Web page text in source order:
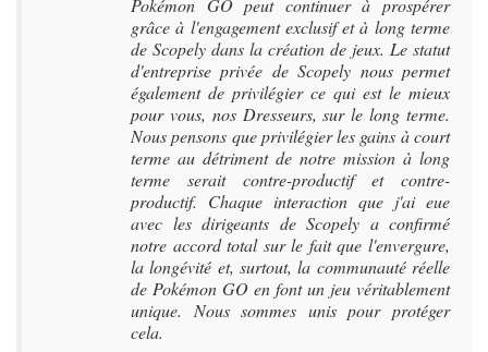
Pokémon GO peut continuer à prospérer
grâce à l'engagement exclusif et à long terme
de Scopely dans la création de jeux. Le statut
d'entreprise privée de Scopely nous permet
également de privilégier ce qui est le mieux
pour vous, nos Dresseurs, sur le long terme.
Nous pensons que privilégier les gains à court
terme au détriment de notre mission à long
terme serait contre-productif et contre-
productif. Chaque interaction que j'ai eue
avec les dirigeants de Scopely a confirmé
notre accord total sur le fait que l'envergure,
la longévité et, surtout, la communauté réelle
de Pokémon GO en font un jeu véritablement
unique. Nous sommes unis pour protéger
cela.